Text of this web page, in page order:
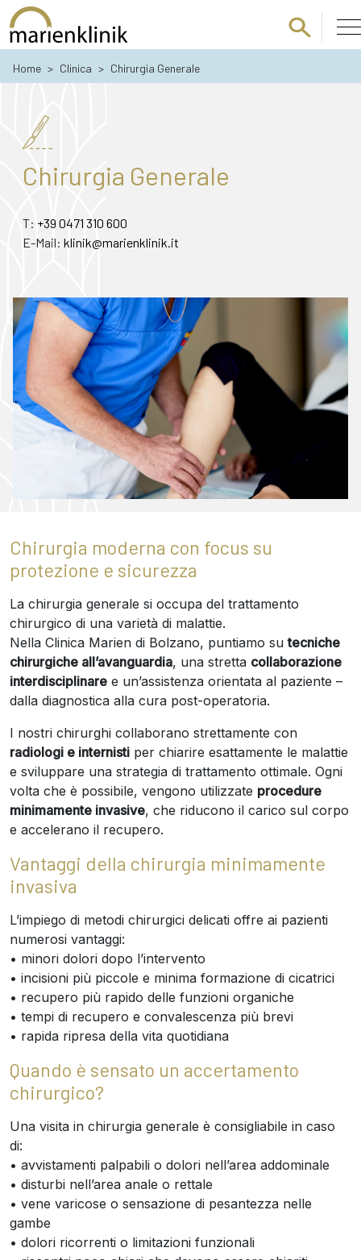
Passa al contenuto principale
Home > Clinica > Chirurgia Generale
Chirurgia Generale
T: +39 0471 310 600
E-Mail: klinik@marienklinik.it
Chirurgia moderna con focus su
protezione e sicurezza
La chirurgia generale si occupa del trattamento
chirurgico di una varietà di malattie.
Nella Clinica Marien di Bolzano, puntiamo sutecniche
chirurgiche all’avanguardia, una stretta collaborazione
interdisciplinare e un’assistenza orientata al paziente –
dalla diagnostica alla cura post-operatoria.
I nostri chirurghi collaborano strettamente con
radiologi e internisti per chiarire esattamente le malattie
e sviluppare una strategia di trattamento ottimale. Ogni
volta che è possibile, vengono utilizzate procedure
minimamente invasive, che riducono il carico sul corpo
e accelerano il recupero.
Vantaggi della chirurgia minimamente
invasiva
L’impiego di metodi chirurgici delicati offre ai pazienti
numerosi vantaggi:
• minori dolori dopo l’intervento
• incisioni più piccole e minima formazione di cicatrici
• recupero più rapido delle funzioni organiche
• tempi di recupero e convalescenza più brevi
• rapida ripresa della vita quotidiana
Quando è sensato un accertamento
chirurgico?
Una visita in chirurgia generale è consigliabile in caso
di:
• avvistamenti palpabili o dolori nell’area addominale
• disturbi nell’area anale o rettale
• vene varicose o sensazione di pesantezza nelle
gambe
• dolori ricorrenti o limitazioni funzionali